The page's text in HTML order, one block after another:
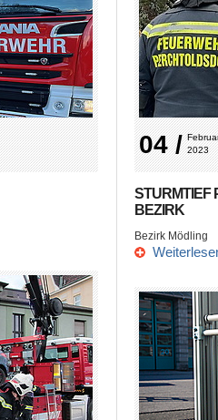
04 / 2023
STURMTIEF
BEZIRK
Bezirk Mödling